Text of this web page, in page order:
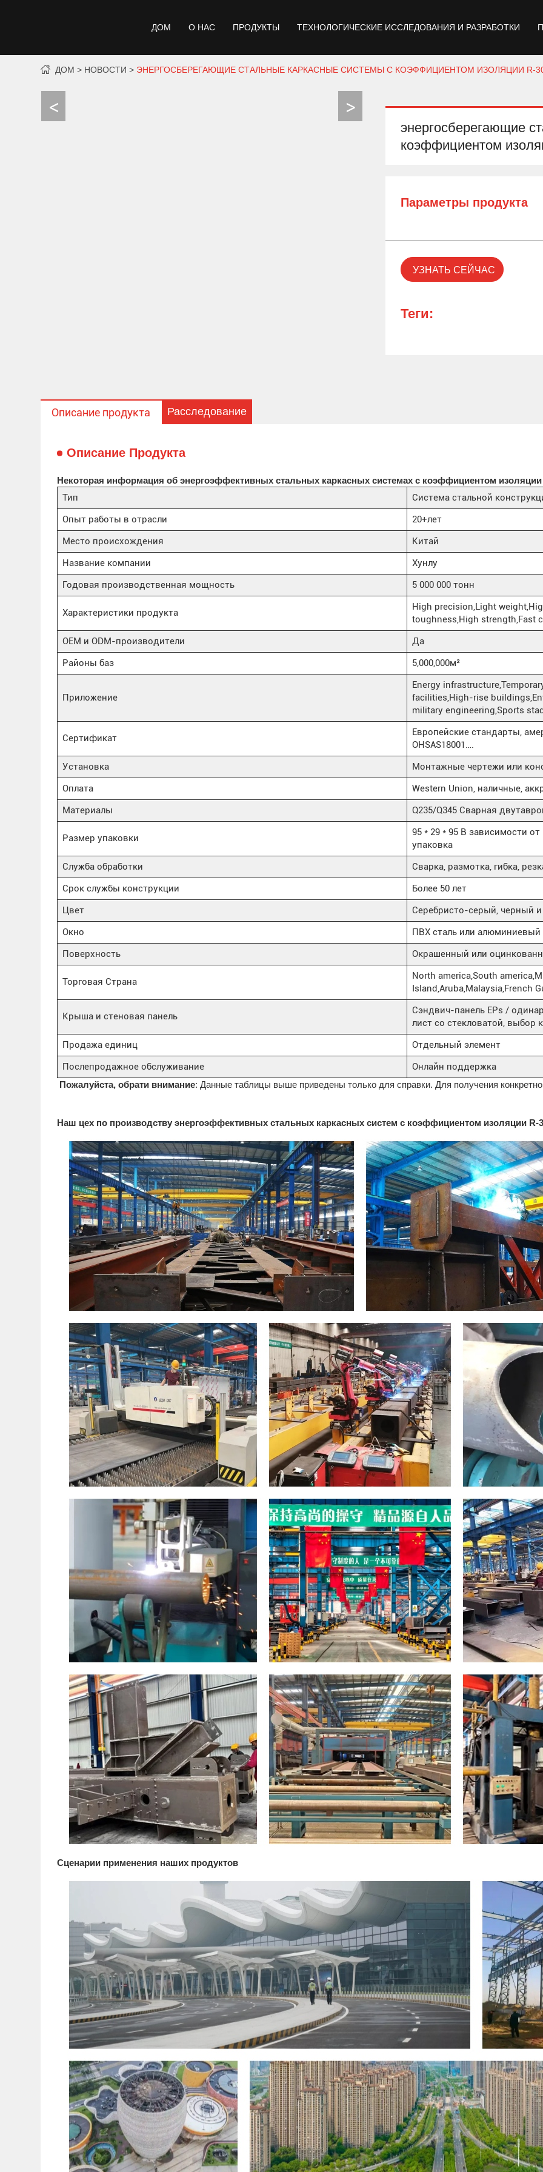
ДОМ О НАС ПРОДУКТЫ ТЕХНОЛОГИЧЕСКИЕ ИССЛЕДОВАНИЯ И РАЗРАБОТКИ
ДОМ НОВОСТИ ЭНЕРГОСБЕРЕГАЮЩИЕ СТАЛЬНЫЕ КАРКАСНЫЕ СИСТЕМЫ С КОЭФФИЦИЕНТОМ ИЗОЛЯЦИИ R-
энергосберегающие
коэффициентом
Параметры продукта
УЗНАТЬ СЕЙЧАС
Теги:
Описание продукта Расследование
Описание Продукта
Некоторая информация об энергоэффективных стальных каркасных системах с коэффициентом изоляции
Тип
Система стальной
Опыт работы в отрасли
20+лет
Место происхождения
Китай
Название компании
Хунлу
Годовая производственная мощность
5 000 000 тонн
Характеристики продукта
High precision,Light
toughness,High strength,Fast
OEM и ODM-производители
Да
Районы баз
5,000,000м²
Приложение
Energy
facilities,High-rise
military engineering,Sports
Сертификат
Европейские стандарты,
OHSAS18001….
Установка
Монтажные чертежи или
Оплата
Western Union, наличные,
Материалы
Q235/Q345 Сварная
Размер упаковки
95 * 29 * 95 В зависимости
упаковка
Служба обработки
Сварка, размотка, гибка,
Срок службы конструкции
Более 50 лет
Цвет
Серебристо-серый, черный
Окно
ПВХ сталь или алюминиевый
Поверхность
Окрашенный или
Торговая Страна
North america,South
Island,Aruba,Malaysia,French
Крыша и стеновая панель
Сэндвич-панель EPs /
лист со стекловатой, выбор
Продажа единиц
Отдельный элемент
Послепродажное обслуживание
Онлайн поддержка
Пожалуйста, обрати внимание: Данные таблицы выше приведены только для справки. Для получения
Наш цех по производству энергоэффективных стальных каркасных систем с коэффициентом изоляции R-
Сценарии применения наших продуктов